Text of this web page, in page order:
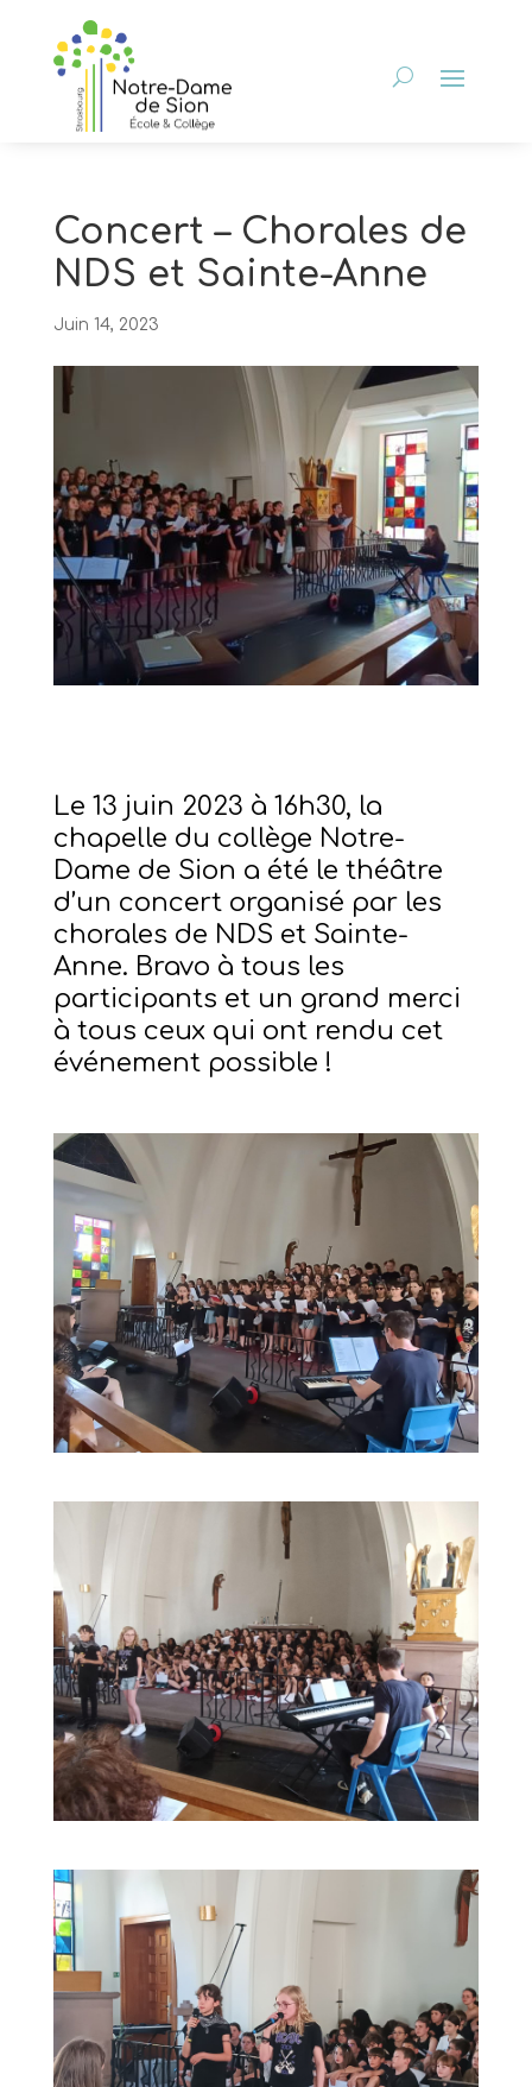
Concert – Chorales de
NDS et Sainte-Anne
Juin 14, 2023
Le 13 juin 2023 à 16h30, la
chapelle du collège Notre-
Dame de Sion a été le théâtre
d’un concert organisé par les
chorales de NDS et Sainte-
Anne. Bravo à tous les
participants et un grand merci
à tous ceux qui ont rendu cet
événement possible !